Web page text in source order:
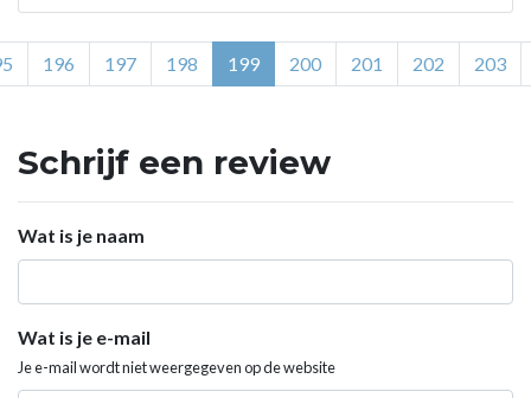
196 197 198 199 200 201 202 203
Schrijf een review
Wat is je naam
Wat is je e-mail
Je e-mail wordt niet weergegeven op de website